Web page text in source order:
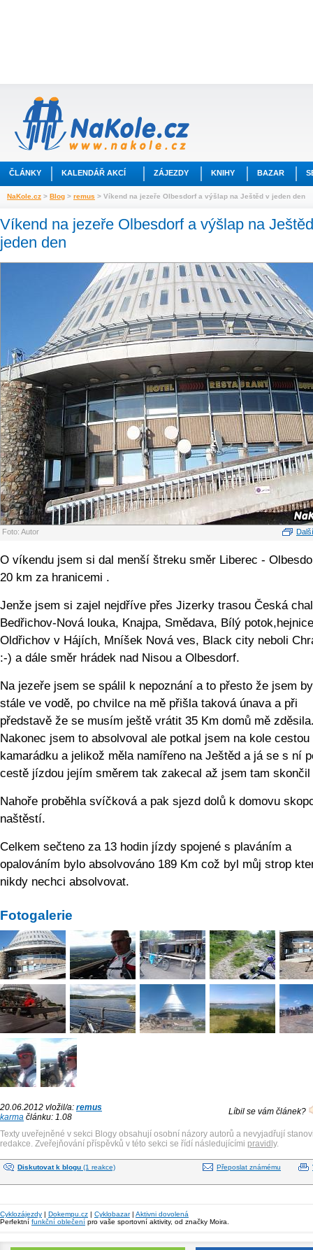
ČLÁNKY KALENDÁŘ AKCÍ ZÁJEZDY KNIHY BAZAR
NaKole.cz > Blog > remus > Víkend na jezeře Olbesdorf a výšlap na Ještěd v jeden den
Víkend na jezeře Olbesdorf a výšlap na
jeden den
Foto: Autor
O víkendu jsem si dal menší štreku směr Liberec -
20 km za hranicemi .
Jenže jsem si zajel nejdříve přes Jizerky trasou Česká
Bedřichov-Nová louka, Knajpa, Smědava, Bílý
Oldřichov v Hájích, Mníšek Nová ves, Black city neboli
:-) a dále směr hrádek nad Nisou a Olbesdorf.
Na jezeře jsem se spálil k nepoznání a to přesto že jsem
stále ve vodě, po chvilce na mě přišla taková únava a při
představě že se musím ještě vrátit 35 Km domů mě
Nakonec jsem to absolvoval ale potkal jsem na kole cestou
kamarádku a jelikož měla namířeno na Ještěd a já se s ní
cestě jízdou jejím směrem tak zakecal až jsem tam skončil
Nahoře proběhla svíčková a pak sjezd dolů k domovu
naštěstí.
Celkem sečteno za 13 hodin jízdy spojené s plaváním a
opalováním bylo absolvováno 189 Km což byl můj strop
nikdy nechci absolvovat.
Fotogalerie
20.06.2012 vložil/a: remus
karma článku: 1.08
Líbil se vám článek?
Texty uveřejněné v sekci Blogy obsahují osobní názory autorů a nevyjadřují
redakce. Zveřejňování příspěvků v této sekci se řídí následujícími pravidly.
Diskutovat k blogu (1 reakce) Přeposlat známému
Cyklozájezdy | Dokempu.cz | Cyklobazar| Aktivni dovolená
Perfektní funkční oblečení pro vaše sportovní aktivity, od značky Moira.